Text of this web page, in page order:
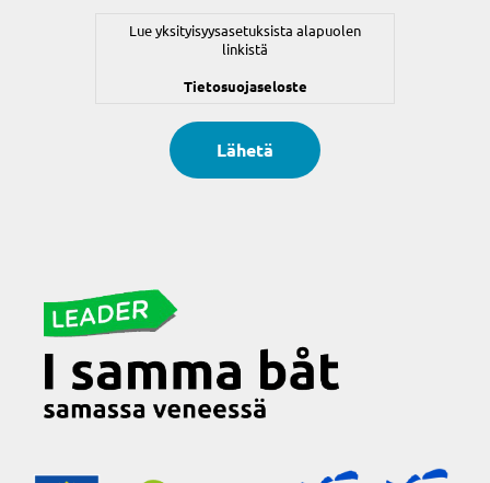
Lue yksityisyysasetuksista alapuolen
linkistä
Tietosuojaseloste